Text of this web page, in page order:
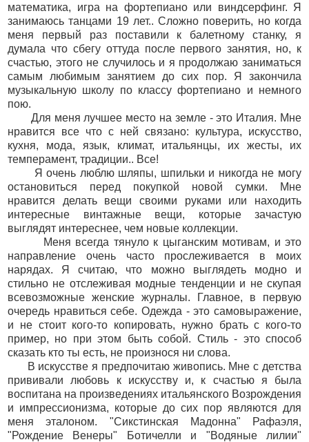
математика, игра на фортепиано или виндсерфинг. Я
занимаюсь танцами 19 лет.. Сложно поверить, но когда
меня первый раз поставили к балетному станку, я
думала что сбегу оттуда после первого занятия, но, к
счастью, этого не случилось и я продолжаю заниматься
самым любимым занятием до сих пор. Я закончила
музыкальную школу по классу фортепиано и немного
пою.
Для меня лучшее место на земле - это Италия. Мне
нравится все что с ней связано: культура, искусство,
кухня, мода, язык, климат, итальянцы, их жесты, их
темперамент, традиции.. Все!
Я очень люблю шляпы, шпильки и никогда не могу
остановиться перед покупкой новой сумки. Мне
нравится делать вещи своими руками или находить
интересные винтажные вещи, которые зачастую
выглядят интереснее, чем новые коллекции.
Меня всегда тянуло к цыганским мотивам, и это
направление очень часто прослеживается в моих
нарядах. Я считаю, что можно выглядеть модно и
стильно не отслеживая модные тенденции и не скупая
всевозможные женские журналы. Главное, в первую
очередь нравиться себе. Одежда - это самовыражение,
и не стоит кого-то копировать, нужно брать с кого-то
пример, но при этом быть собой. Стиль - это способ
сказать кто ты есть, не произнося ни слова.
В искусстве я предпочитаю живопись. Мне с детства
прививали любовь к искусству и, к счастью я была
воспитана на произведениях итальянского Возрождения
и импрессионизма, которые до сих пор являются для
меня эталоном. "Сикстинская Мадонна" Рафаэля,
"Рождение Венеры" Ботичелли и "Водяные лилии"